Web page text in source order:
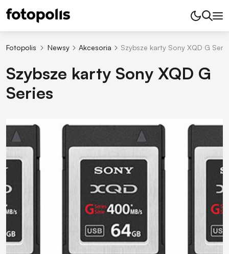
Fotopolis Newsy Akcesoria Szybsze karty Sony XQD G
Szybsze karty Sony XQD G
Series